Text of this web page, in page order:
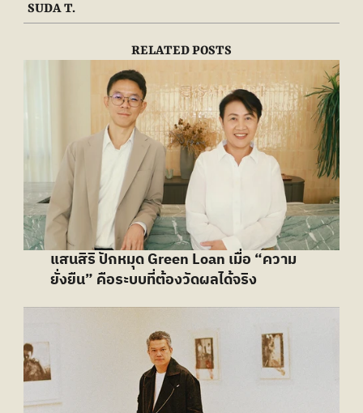
SUDA T.
RELATED POSTS
แสนสิริ ปักหมุด Green Loan เมื่อ “ความ
ยั่งยืน” คือระบบที่ต้องวัดผลได้จริง